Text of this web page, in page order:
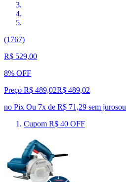
(1767)
R$ 529,00
8% OFF
Preço R$ 489,02R$ 489,02
no Pix Ou 7x de R$ 71,29 sem jurosou
Cupom R$ 40 OFF